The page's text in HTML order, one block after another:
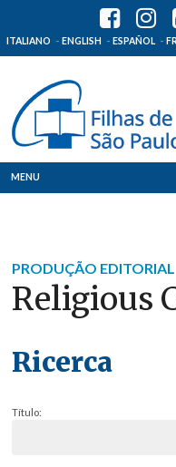
ITALIANO ENGLISH ESPAÑOL
MENU
Onde Estamos
Notícias
PRODUÇÃO EDITORIAL
Religious
Ricerca
Título: